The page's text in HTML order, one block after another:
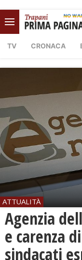
TV CRONACA
ATTUALITÀ
Agenzia
e carenza
sindacati